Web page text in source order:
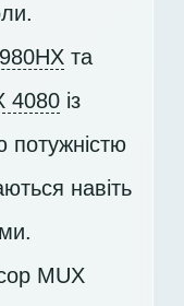
та
4080 із
потужністю
навіть
MUX